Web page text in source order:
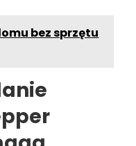
bez sprzętu